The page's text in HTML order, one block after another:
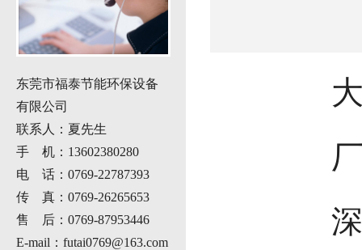
东莞市福泰节能环保设备
有限公司
联系人：夏先生
手 机：13602380280
电 话：0769-22787393
传 真：0769-26265653
售 后：0769-87953446
E-mail：futai0769@163.com